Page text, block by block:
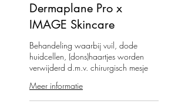
Dermaplane Pro x
IMAGE Skincare
Behandeling waarbij vuil, dode
huidcellen, (dons)haartjes worden
verwijderd d.m.v. chirurgisch mesje
Meer informatie